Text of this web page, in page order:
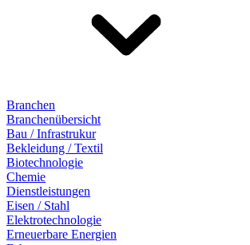
Branchen
Branchenübersicht
Bau / Infrastrukur
Bekleidung / Textil
Biotechnologie
Chemie
Dienstleistungen
Eisen / Stahl
Elektrotechnologie
Erneuerbare Energien